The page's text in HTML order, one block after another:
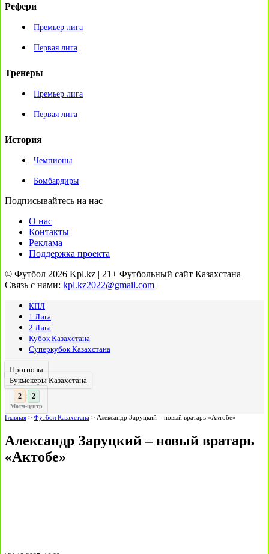
Рефери
Премьер лига
Первая лига
Тренеры
Премьер лига
Первая лига
История
Чемпионы
Бомбардиры
Подписывайтесь на нас
О нас
Контакты
Реклама
Поддержка проекта
© Футбол 2026 Kpl.kz | 21+ Футбольный сайт Казахстана |
Связь с нами: kpl.kz2022@gmail.com
КПЛ
1 Лига
2 Лига
Кубок Казахстана
Суперкубок Казахстана
Прогнозы
Букмекеры Казахстана
3
:
Матч-центр
Главная > Футбол Казахстана > Александр Заруцкий – новый вратарь «Актобе»
Александр Заруцкий – новый вратарь
«Актобе»